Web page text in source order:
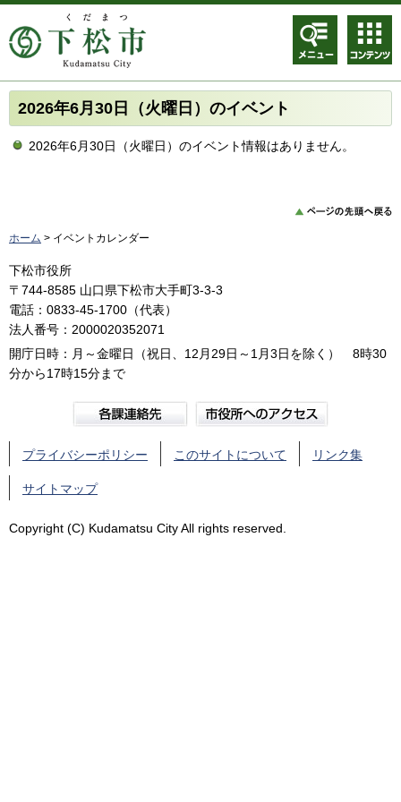
メニュ
ー
コンテ
ンツメ
ニュー
2026年6月30日（火曜日）のイベント
2026年6月30日（火曜日）のイベント情報はありません。
ホーム > イベントカレンダー
下松市役所
〒744-8585 山口県下松市大手町3-3-3
電話：0833-45-1700（代表）
法人番号：2000020352071
開庁日時：月～金曜日（祝日、12月29日～1月3日を除く） 8時30
分から17時15分まで
プライバシーポリシー このサイトについて リンク集
サイトマップ
Copyright (C) Kudamatsu City All rights reserved.